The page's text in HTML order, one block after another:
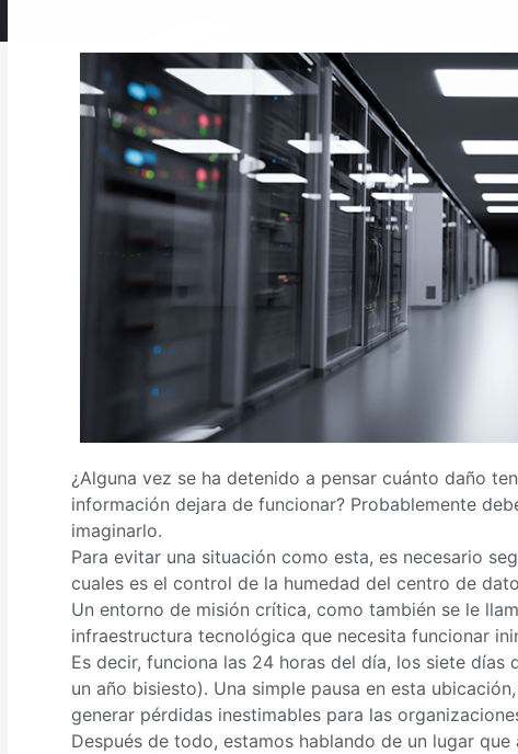
¿Alguna vez se ha detenido a pensar cuánto daño
información dejara de funcionar? Probablemente
imaginarlo.
Para evitar una situación como esta, es necesario
cuales es el control de la humedad del centro de
Un entorno de misión crítica, como también se le
infraestructura tecnológica que necesita funcionar
Es decir, funciona las 24 horas del día, los siete
un año bisiesto). Una simple pausa en esta
generar pérdidas inestimables para las
Después de todo, estamos hablando de un lugar